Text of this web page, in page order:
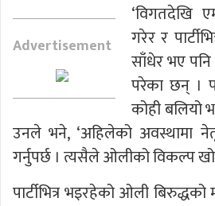
Advertisement
‘विगतदेखि
गरेर र
साँधेर भए
परेका छन् ।
कोही बलियो
उनले भने, ‘अहिलेको अवस्थामा
गर्नुपर्छ । त्यसैले ओलीको विकल्प
पार्टीभित्र भइरहेको ओली बिरुद्धको